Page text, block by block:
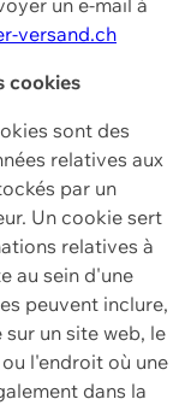
versand.ch
cookies
sont des
relatives aux
par un
Un cookie sert
relatives à
au sein d'une
peuvent inclure,
un site web, le
l'endroit où une
dans la